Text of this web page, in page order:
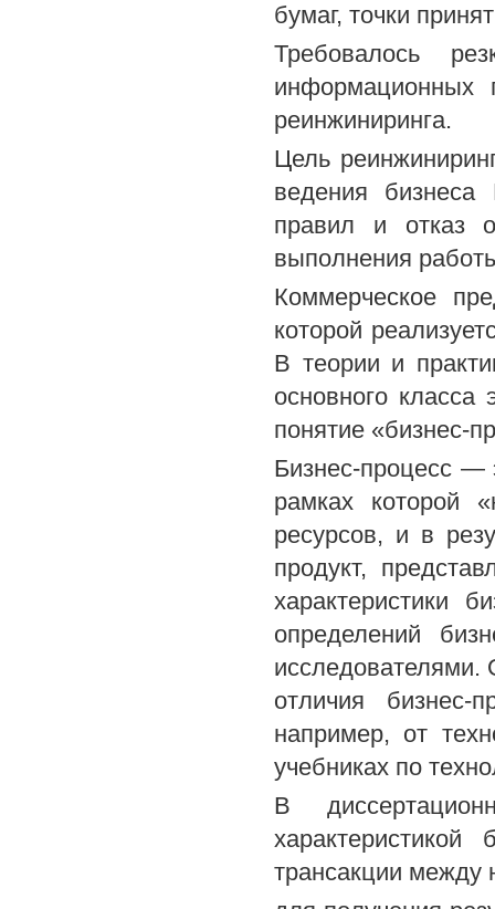
бумаг, точки
Требовалось
информационных
реинжиниринга.
Цель
ведения
правил и отказ
выполнения
Коммерческое
которой
В теории и
основного класса
понятие «бизнес-
Бизнес-процесс —
рамках которой
ресурсов, и в
продукт,
характеристики
определений
исследователями.
отличия бизнес-
например, от
учебниках по
В
характеристикой
трансакции